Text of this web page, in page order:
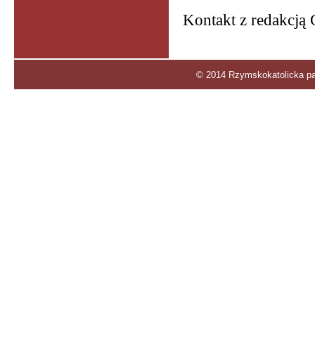
Kontakt z redakcją
© 2014 Rzymskokatolicka